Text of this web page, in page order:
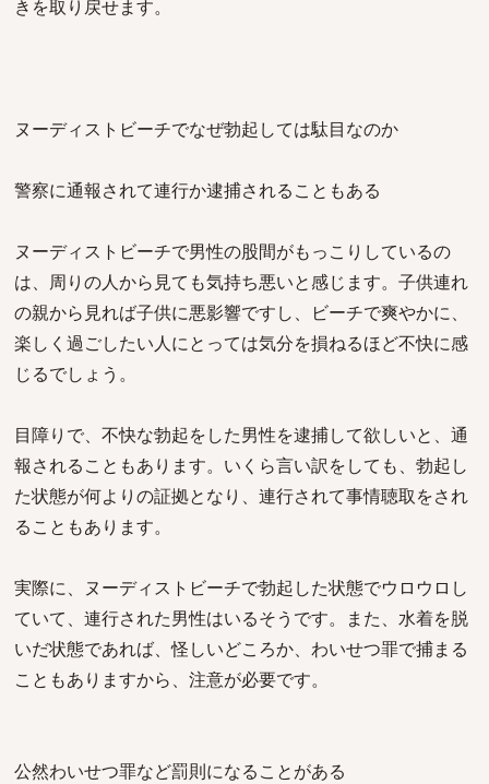
きを取り戻せます。
ヌーディストビーチでなぜ勃起しては駄目なのか
警察に通報されて連行か逮捕されることもある
ヌーディストビーチで男性の股間がもっこりしているの
は、周りの人から見ても気持ち悪いと感じます。子供連れ
の親から見れば子供に悪影響ですし、ビーチで爽やかに、
楽しく過ごしたい人にとっては気分を損ねるほど不快に感
じるでしょう。
目障りで、不快な勃起をした男性を逮捕して欲しいと、通
報されることもあります。いくら言い訳をしても、勃起し
た状態が何よりの証拠となり、連行されて事情聴取をされ
ることもあります。
実際に、ヌーディストビーチで勃起した状態でウロウロし
ていて、連行された男性はいるそうです。また、水着を脱
いだ状態であれば、怪しいどころか、わいせつ罪で捕まる
こともありますから、注意が必要です。
公然わいせつ罪など罰則になることがある